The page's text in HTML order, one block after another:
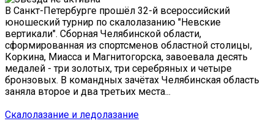
В Санкт-Петербурге прошёл 32-й всероссийский
юношеский турнир по скалолазанию "Невские
вертикали". Сборная Челябинской области,
сформированная из спортсменов областной столицы,
Коркина, Миасса и Магнитогорска, завоевала десять
медалей - три золотых, три серебряных и четыре
бронзовых. В командных зачётах Челябинская область
заняла второе и два третьих места...
Скалолазание и ледолазание